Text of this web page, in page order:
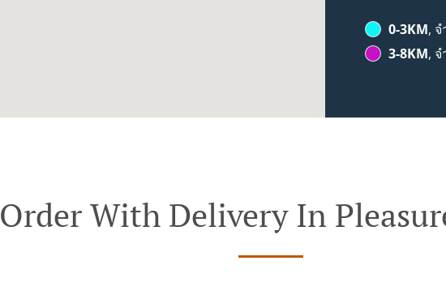
0-3KM,
3-8KM,
Order With Delivery In